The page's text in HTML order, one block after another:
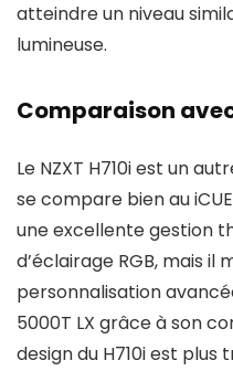
atteindre un niveau
lumineuse.
Comparaison avec
Le NZXT H710i est un
se compare bien au
une excellente gestion
d’éclairage RGB, mais il
personnalisation
5000T LX grâce à son
design du H710i est plus